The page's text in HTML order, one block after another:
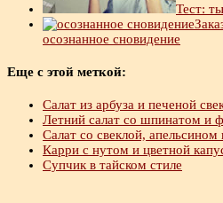
Тест:
осознанное сновидение
Еще с этой меткой:
Салат из арбуза и печеной
Летний салат со шпинатом и
Салат со свеклой, апельсином
Карри с нутом и цветной
Супчик в тайском стиле